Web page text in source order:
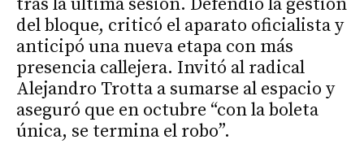
tras la última sesión. Defendió la gestión
del bloque, criticó el aparato oficialista y
anticipó una nueva etapa con más
presencia callejera. Invitó al radical
Alejandro Trotta a sumarse al espacio y
aseguró que en octubre “con la boleta
única, se termina el robo”.